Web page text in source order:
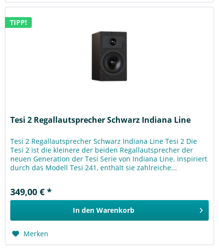
TIPP!
Tesi 2 Regallautsprecher Schwarz Indiana Line
Tesi 2 Regallautsprecher Schwarz Indiana Line Tesi 2 Die
Tesi 2 ist die kleinere der beiden Regallautsprecher der
neuen Generation der Tesi Serie von Indiana Line. Inspiriert
durch das Modell Tesi 241, enthält sie zahlreiche...
349,00 € *
In den Warenkorb
Merken